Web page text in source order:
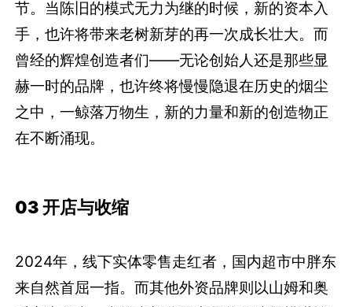
节。当陈旧的模式无力为继的时候，新的资本入
手，也许将带来老树新芽的再一次成长壮大。而
曾经的辉煌创造者们——无论创始人还是那些显
赫一时的品牌，也许终将慢慢隐退在历史的烟尘
之中，一鲸落万物生，新的力量和新的创造物正
在不断涌现。
03 开店与收缩
2024年，线下实体零售走红者，国内超市中胖东
来自然首屈一指。而其他外资品牌则以山姆和奥